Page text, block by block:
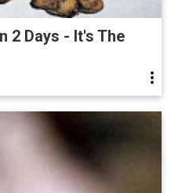
2 Days - It's The